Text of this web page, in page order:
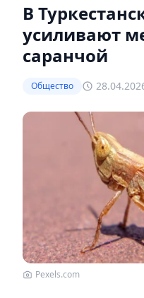
В
усиливают
саранчой
Общество
Pexels.com